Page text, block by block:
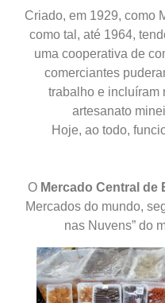
Criado, em 1929, como
como tal, até 1964,
uma cooperativa de
comerciantes
trabalho e incluíram
artesanato
Hoje, ao todo,
O Mercado Central de
Mercados do mundo,
nas Nuvens” do